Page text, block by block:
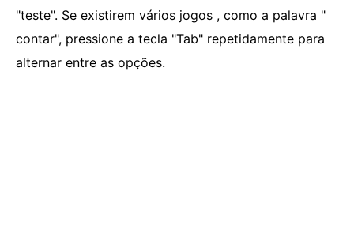
"teste". Se existirem vários jogos , como a palavra "
contar", pressione a tecla "Tab" repetidamente para
alternar entre as opções.